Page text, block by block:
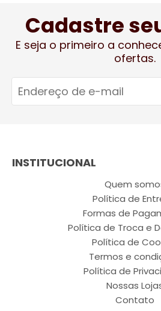
Cadastre
E seja o primeiro a
ofertas.
INSTITUCIONAL
Quem
Política de
Formas de
Política de Troca e
Política de
Termos e
Política de
Nossas
Contato